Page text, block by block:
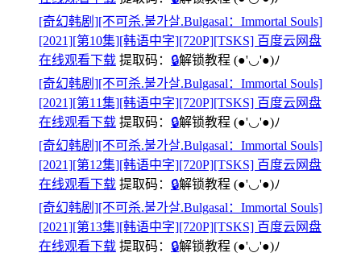
[奇幻韩剧][不可杀.불가살.Bulgasal：Immortal Souls]
[2021][第10集][韩语中字][720P][TSKS] 百度云网盘
在线观看下载 提取码： 🔒解锁教程 (●'◡'●)ﾉ
[奇幻韩剧][不可杀.불가살.Bulgasal：Immortal Souls]
[2021][第11集][韩语中字][720P][TSKS] 百度云网盘
在线观看下载 提取码： 🔒解锁教程 (●'◡'●)ﾉ
[奇幻韩剧][不可杀.불가살.Bulgasal：Immortal Souls]
[2021][第12集][韩语中字][720P][TSKS] 百度云网盘
在线观看下载 提取码： 🔒解锁教程 (●'◡'●)ﾉ
[奇幻韩剧][不可杀.불가살.Bulgasal：Immortal Souls]
[2021][第13集][韩语中字][720P][TSKS] 百度云网盘
在线观看下载 提取码： 🔒解锁教程 (●'◡'●)ﾉ